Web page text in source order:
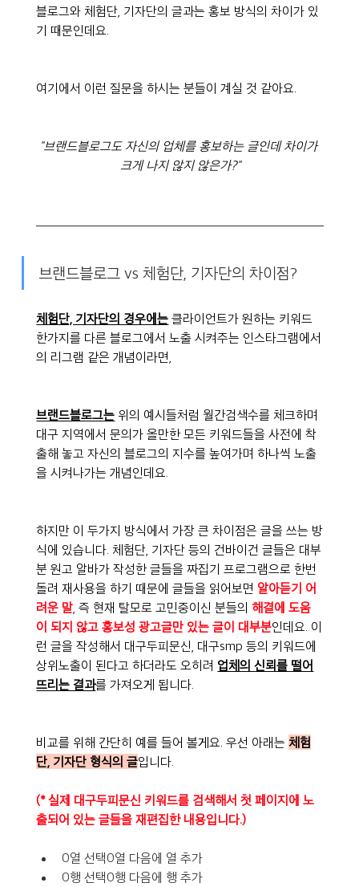
블로그와 체험단, 기자단의 글과는 홍보 방식의 차이가 있
기 때문인데요.
여기에서 이런 질문을 하시는 분들이 계실 것 같아요.
"브랜드블로그도 자신의 업체를 홍보하는 글인데 차이가
크게 나지 않지 않은가?"
브랜드블로그 vs 체험단, 기자단의 차이점?
체험단, 기자단의 경우에는 클라이언트가 원하는 키워드
한가지를 다른 블로그에서 노출 시켜주는 인스타그램에서
의 리그램 같은 개념이라면,
브랜드블로그는 위의 예시들처럼 월간검색수를 체크하며
대구 지역에서 문의가 올만한 모든 키워드들을 사전에 착
출해 놓고 자신의 블로그의 지수를 높여가며 하나씩 노출
을 시켜나가는 개념인데요.
하지만 이 두가지 방식에서 가장 큰 차이점은 글을 쓰는 방
식에 있습니다. 체험단, 기자단 등의 건바이건 글들은 대부
분 원고 알바가 작성한 글들을 짜집기 프로그램으로 한번
돌려 재사용을 하기 때문에 글들을 읽어보면 알아듣기 어
려운 말 , 즉 현재 탈모로 고민중이신 분들의 해결에 도움
이 되지 않고 홍보성 광고글만 있는 글이 대부분인데요. 이
런 글을 작성해서 대구두피문신, 대구smp 등의 키워드에
상위노출이 된다고 하더라도 오히려 업체의 신뢰를 떨어
뜨리는 결과를 가져오게 됩니다.
비교를 위해 간단히 예를 들어 볼게요. 우선 아래는 체험
단, 기자단 형식의 글입니다.
(* 실제 대구두피문신 키워드를 검색해서 첫 페이지에 노
출되어 있는 글들을 재편집한 내용입니다.)
0열 선택0열 다음에 열 추가
0행 선택0행 다음에 행 추가